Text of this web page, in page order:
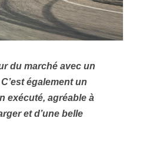
du marché avec un
également un
exécuté, agréable à
et d’une belle